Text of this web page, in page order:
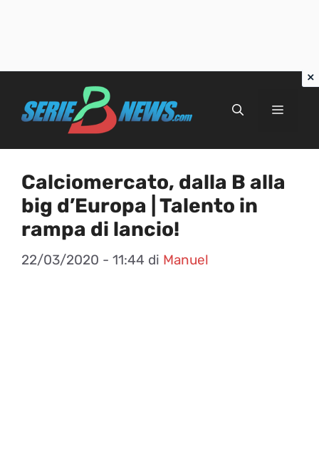
Menu
Calciomercato, dalla B alla
big d’Europa | Talento in
rampa di lancio!
22/03/2020 - 11:44 di Manuel